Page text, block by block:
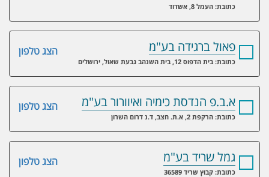
כתובת: העמל 8, אשדוד
הצג טלפון פאול ברגידה בע"מ
כתובת: בית הדפוס 12, בית השנהב גבעת שאול, ירושלים
הצג טלפון א.ב.פ הנדסת כימיה ואיוורור בע"מ
כתובת: הרקפת 2, א.ת. חצב, ד.נ דרום השרון
הצג טלפון גמל שריד בע"מ
כתובת: קבוץ שריד 36589